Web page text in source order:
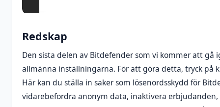
Redskap
Den sista delen av Bitdefender som vi kommer att gå
allmänna inställningarna. För att göra detta, tryck på
Här kan du ställa in saker som lösenordsskydd för
vidarebefordra anonym data, inaktivera erbjudanden,